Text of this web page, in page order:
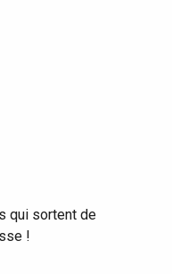
qui sortent de
!